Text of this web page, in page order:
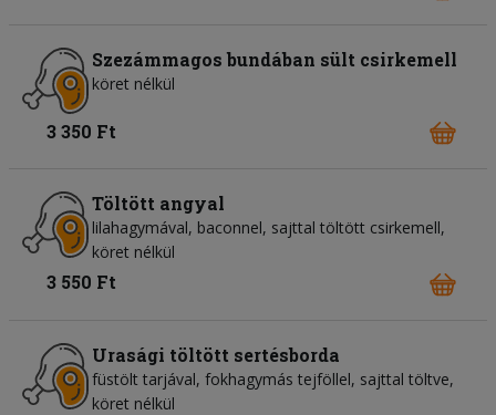
Szezámmagos bundában sült csirkemell
köret nélkül
3 350 Ft
Töltött angyal
lilahagymával, baconnel, sajttal töltött csirkemell,
köret nélkül
3 550 Ft
Urasági töltött sertésborda
füstölt tarjával, fokhagymás tejföllel, sajttal töltve,
köret nélkül